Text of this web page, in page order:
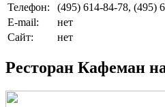
Телефон:
(495) 614-84-78, (495)
E-mail:
нет
Сайт:
нет
Ресторан Кафеман